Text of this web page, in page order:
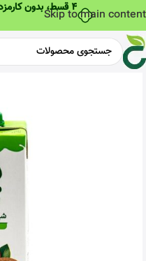
۴ قسط، بدون کارمزد
Skip to main content